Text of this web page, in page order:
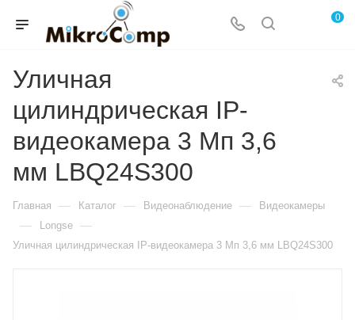
0
Уличная
цилиндрическая IP-
видеокамера 3 Мп 3,6
мм LBQ24S300
Главная — Каталог — Видеонаблюдение — Видеокамеры
— Longse —
Уличная цилиндрическая IP-видеокамера 3 Мп 3,6 мм LBQ24S300